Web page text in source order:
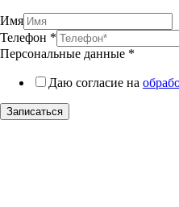
Имя
Телефон *
Персональные данные *
Даю согласие на
Записаться